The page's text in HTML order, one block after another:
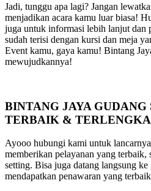
Jadi, tunggu apa lagi? Jangan
menjadikan acara kamu luar biasa!
juga untuk informasi lebih lanjut dan
sudah terisi dengan kursi dan meja
Event kamu, gaya kamu! Bintang
mewujudkannya!
BINTANG JAYA GUDANG
TERBAIK &
Ayooo hubungi kami untuk
memberikan pelayanan yang terbaik,
setting. Bisa juga datang langsung
mendapatkan penawaran yang